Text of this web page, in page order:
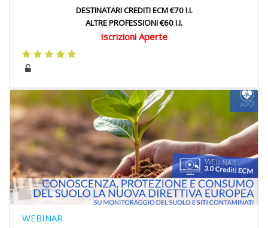
DESTINATARI CREDITI ECM €70 I.I.
ALTRE PROFESSIONI €60 I.I.
Iscrizioni Aperte
WEBINAR